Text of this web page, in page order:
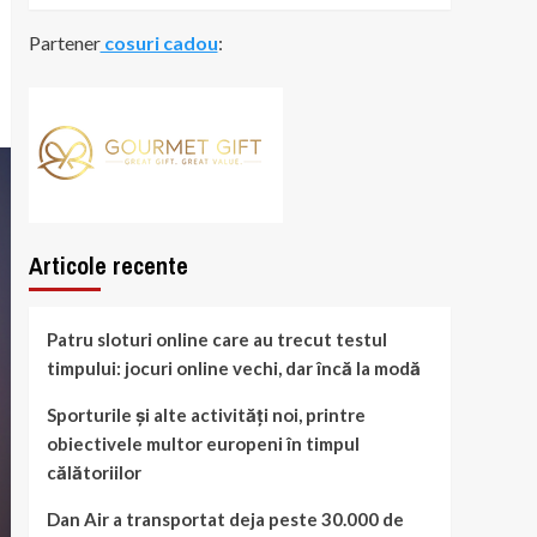
Partenercosuri cadou:
Articole recente
Patru sloturi online care au trecut testul
timpului: jocuri online vechi, dar încă la modă
Sporturile și alte activități noi, printre
obiectivele multor europeni în timpul
călătoriilor
Dan Air a transportat deja peste 30.000 de